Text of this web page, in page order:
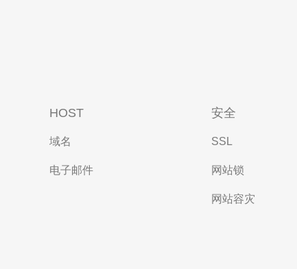
HOST
域名
电子邮件
安全
SSL
网站锁
网站容灾